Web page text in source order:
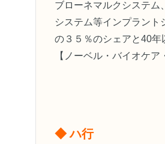
ブローネマルクシステム
システム等インプラント
の３５％のシェアと40年
【ノーベル・バイオケア
◆ ハ行